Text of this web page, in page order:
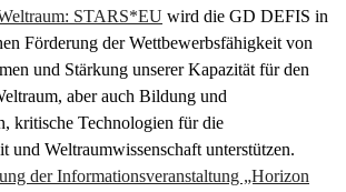
STARS*EU wird die GD DEFIS in
Förderung der Wettbewerbsfähigkeit von
und Stärkung unserer Kapazität für den
aber auch Bildung und
kritische Technologien für die
und Weltraumwissenschaft unterstützen.
der Informationsveranstaltung „Horizon